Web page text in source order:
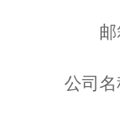
公司